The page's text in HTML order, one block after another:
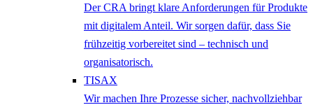
Der CRA bringt klare Anforderungen für Produkte
mit digitalem Anteil. Wir sorgen dafür, dass Sie
frühzeitig vorbereitet sind – technisch und
organisatorisch.
TISAX
Wir machen Ihre Prozesse sicher, nachvollziehbar